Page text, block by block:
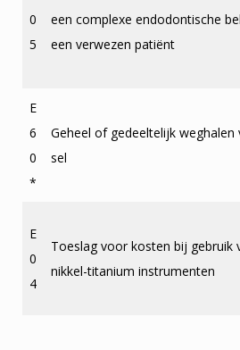
0
5
een complexe endodontische
een verwezen patiënt
E
6
0
*
Geheel of gedeeltelijk weghalen
sel
E
0
4
Toeslag voor kosten bij gebruik
nikkel-titanium instrumenten